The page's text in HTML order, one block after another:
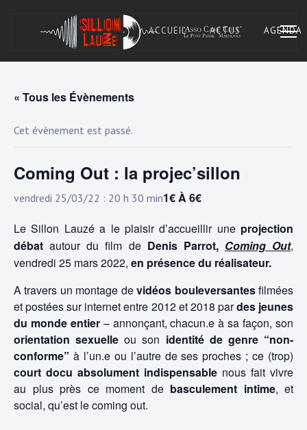
SILLON LAUZÉ
Asso Café Cult. À Marvejols, Lozère.
ACCUEIL ACTUS AGENDA
« Tous les Évènements
Cet évènement est passé.
Coming Out : la projec’sillon
vendredi 25/03/22 : 20 h 30 min1€ À 6€
Le Sillon Lauzé a le plaisir d’accueillir une projection
débat autour du film de Denis Parrot, Coming Out,
vendredi 25 mars 2022, en présence du réalisateur.
A travers un montage devidéos bouleversantesfilmées
et postées sur internet entre 2012 et 2018 pardes jeunes
du monde entier– annonçant, chacun.e à sa façon, son
orientation sexuelle ou son identité de genre “non-
conforme” à l’un.e ou l’autre de ses proches ; ce (trop)
court docu absolument indispensable nous fait vivre
au plus près ce moment de basculement intime, et
social, qu’est le coming out.